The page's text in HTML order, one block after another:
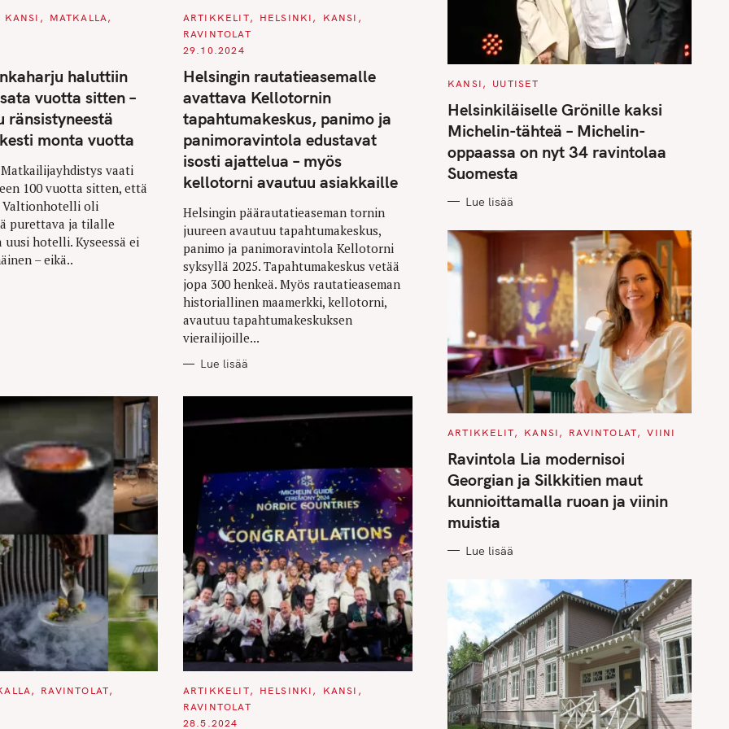
KANSI MATKALLA
haluttiin
vuotta sitten –
ränsistyneestä
monta vuotta
vaati
100 vuotta sitten, että
Valtionhotelli oli
purettava ja tilalle
uusi hotelli. Kyseessä ei
– eikä..
C
T
E
O
R
E
S
ARTIKKELIT HELSINKI
KANSI
RAVINTOLAT
29.10.2024
Helsingin rautatieasemalle
avattava Kellotornin
tapahtumakeskus, panimo ja
panimoravintola edustavat
isosti ajattelua – myös
kellotorni avautuu asiakkaille
Helsingin päärautatieaseman tornin
juureen avautuu tapahtumakeskus,
panimo ja panimoravintola Kellotorni
syksyllä 2025. Tapahtumakeskus vetää
jopa 300 henkeä. Myös rautatieaseman
historiallinen maamerkki, kellotorni,
avautuu tapahtumakeskuksen
vierailijoille...
Lue lisää
RAVINTOLAT
C
T
E
ARTIKKELIT HELSINKI
KANSI
RAVINTOLAT
28.5.2024
C
T
E
G
O
I
E
S
KANSI UUTISET
Helsinkiläiselle Grönille kaksi
Michelin-tähteä – Michelin-
oppaassa on nyt 34 ravintolaa
Suomesta
Lue lisää
C
T
E
G
O
R
I
S
ARTIKKELIT KANSI RAVINTOLAT VIINI
Ravintola Lia modernisoi
Georgian ja Silkkitien maut
kunnioittamalla ruoan ja viinin
muistia
Lue lisää
Press Esc to cancel.